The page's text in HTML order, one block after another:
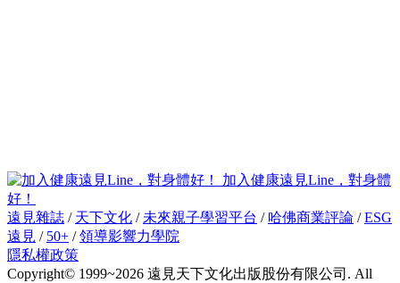
加入健康遠見Line，對身體
好！
遠見雜誌 / 天下文化 / 未來親子學習平台 / 哈佛商業評論 /ESG
遠見 / 50+ /領導影響力學院
隱私權政策
Copyright© 1999~2026 遠見天下文化出版股份有限公司. All